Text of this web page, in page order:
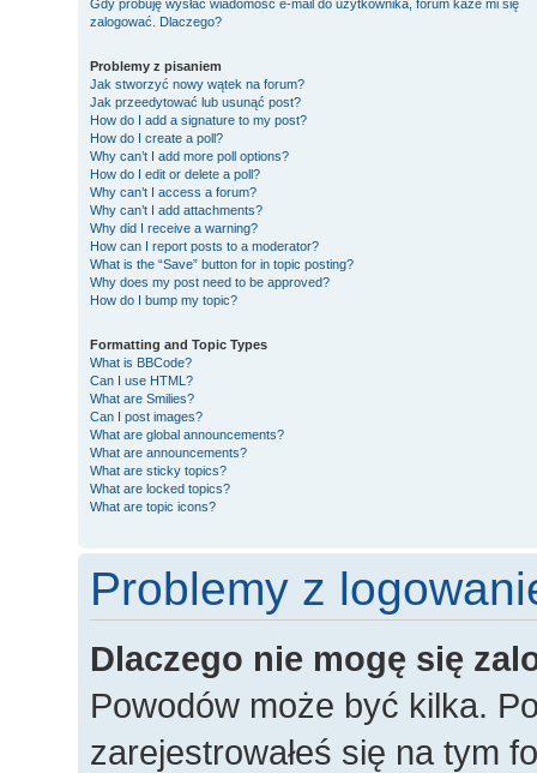
Gdy próbuję wysłać wiadomość e-mail do użytkownika, forum każe mi się
zalogować. Dlaczego?
Problemy z pisaniem
Jak stworzyć nowy wątek na forum?
Jak przeedytować lub usunąć post?
How do I add a signature to my post?
How do I create a poll?
Why can’t I add more poll options?
How do I edit or delete a poll?
Why can’t I access a forum?
Why can’t I add attachments?
Why did I receive a warning?
How can I report posts to a moderator?
What is the “Save” button for in topic posting?
Why does my post need to be approved?
How do I bump my topic?
Formatting and Topic Types
What is BBCode?
Can I use HTML?
What are Smilies?
Can I post images?
What are global announcements?
What are announcements?
What are sticky topics?
What are locked topics?
What are topic icons?
Problemy z
Dlaczego nie mogę się
Powodów może być kilka.
zarejestrowałeś się na tym